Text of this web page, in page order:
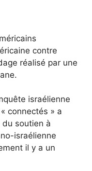
contre
réalisé par une
israélienne
connectés » a
soutien à
israélienne
il y a un